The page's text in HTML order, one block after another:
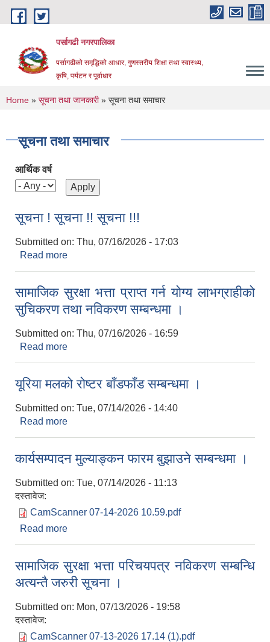
Skip to main content
पर्सागढी नगरपालिका
पर्सागढीको समृद्धिको आधार, गुणस्तरीय शिक्षा तथा स्वास्थ्य,
कृषि, पर्यटन र पूर्वाधार
You are here
Home » सूचना तथा जानकारी» सूचना तथा समाचार
सूचना तथा समाचार
आर्थिक वर्ष
सूचना ! सूचना !! सूचना !!!
Submitted on: Thu, 07/16/2026 - 17:03
Read more
सामाजिक सुरक्षा भत्ता प्राप्त गर्न योग्य लाभग्राहीको
सुचिकरण तथा नविकरण सम्बन्धमा ।
Submitted on: Thu, 07/16/2026 - 16:59
Read more
यूरिया मलको रोष्टर बाँडफाँड सम्बन्धमा ।
Submitted on: Tue, 07/14/2026 - 14:40
Read more
कार्यसम्पादन मुल्याङ्कन फारम बुझाउने सम्बन्धमा ।
Submitted on: Tue, 07/14/2026 - 11:13
दस्तावेज:
CamScanner 07-14-2026 10.59.pdf
Read more
सामाजिक सुरक्षा भत्ता परिचयपत्र नविकरण सम्बन्धि
अत्यन्तै जरुरी सूचना ।
Submitted on: Mon, 07/13/2026 - 19:58
दस्तावेज:
CamScanner 07-13-2026 17.14 (1).pdf